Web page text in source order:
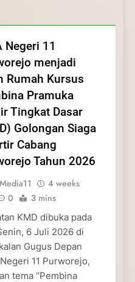
Generasi
Negeri 11
menjadi
Rumah Kursus
Pramuka
Tingkat Dasar
Golongan Siaga
Cabang
Tahun 2026
4 weeks
0 3 mins
KMD dibuka pada
6 Juli 2026 di
Gugus Depan
11 Purworejo,
tema “Pembina